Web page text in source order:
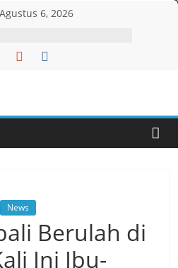
6, 2026
News
Berulah di
Ini Ibu-